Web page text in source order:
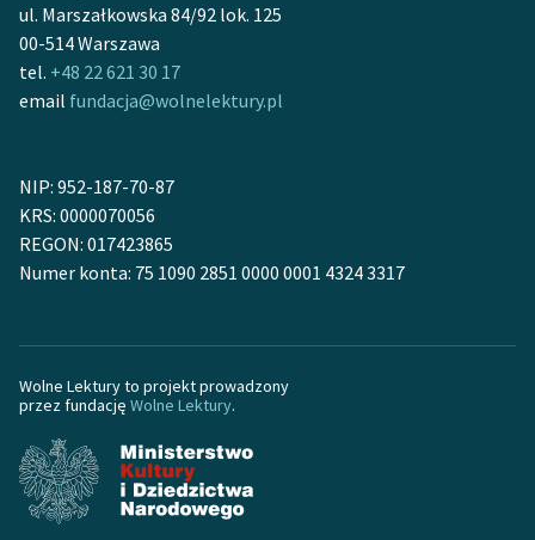
Zespół
Zasady wykorzystania
Logotypy
Materiały promocyjne
Polityka prywatności
Dane fundacji i
sprawozdania finansowe
Regulamin darowizn
Informacja o treściach
wrażliwych
ul. Marszałkowska 84/92 lok. 125
00-514 Warszawa
tel. +48 22 621 30 17
email fundacja@wolnelektury.pl
NIP: 952-187-70-87
KRS: 0000070056
REGON: 017423865
Numer konta: 75 1090 2851 0000 0001 4324 3317
Wolne Lektury to projekt prowadzony
przez fundację Wolne Lektury.